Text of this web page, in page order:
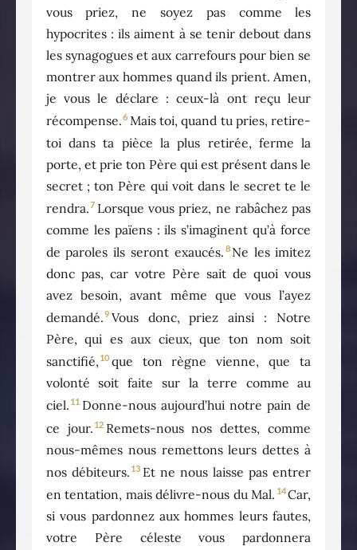
vous priez, ne soyez pas comme les
hypocrites : ils aiment à se tenir debout dans
les synagogues et aux carrefours pour bien se
montrer aux hommes quand ils prient. Amen,
je vous le déclare : ceux-là ont reçu leur
récompense.6 Mais toi, quand tu pries, retire-
toi dans ta pièce la plus retirée, ferme la
porte, et prie ton Père qui est présent dans le
secret ; ton Père qui voit dans le secret te le
rendra.7 Lorsque vous priez, ne rabâchez pas
comme les païens : ils s’imaginent qu’à force
de paroles ils seront exaucés. 8 Ne les imitez
donc pas, car votre Père sait de quoi vous
avez besoin, avant même que vous l’ayez
demandé.9 Vous donc, priez ainsi : Notre
Père, qui es aux cieux, que ton nom soit
sanctifié, 10 que ton règne vienne, que ta
volonté soit faite sur la terre comme au
ciel. 11 Donne-nous aujourd’hui notre pain de
ce jour. 12 Remets-nous nos dettes, comme
nous-mêmes nous remettons leurs dettes à
nos débiteurs. 13 Et ne nous laisse pas entrer
en tentation, mais délivre-nous du Mal. 14Car,
si vous pardonnez aux hommes leurs fautes,
votre Père céleste vous pardonnera